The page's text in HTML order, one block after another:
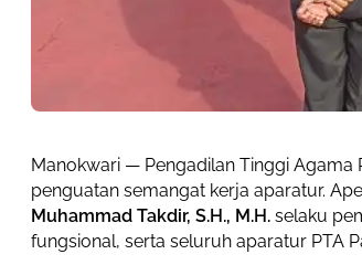
Manokwari — Pengadilan Tinggi Agama
penguatan semangat kerja aparatur.
Muhammad Takdir, S.H., M.H. selaku
fungsional, serta seluruh aparatur PTA